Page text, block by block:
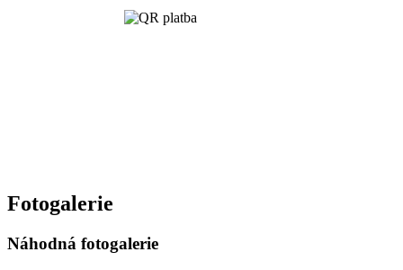
Fotogalerie
Náhodná fotogalerie